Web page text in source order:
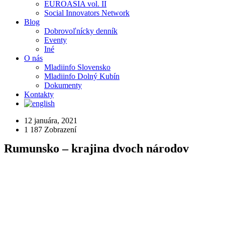
EUROASIA vol. II
Social Innovators Network
Blog
Dobrovoľnícky denník
Eventy
Iné
O nás
Mladiinfo Slovensko
Mladiinfo Dolný Kubín
Dokumenty
Kontakty
12 januára, 2021
1 187 Zobrazení
Rumunsko – krajina dvoch národov